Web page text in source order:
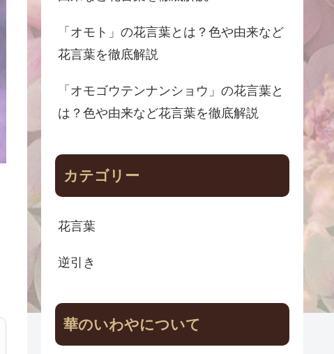
「オモト」の花言葉とは？色や由来など
花言葉を徹底解説
「オモゴウテンナンショウ」の花言葉と
は？色や由来など花言葉を徹底解説
カテゴリー
花言葉
逆引き
華のいわやについて